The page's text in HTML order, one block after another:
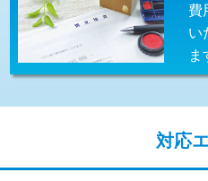
給水管工事※（バンド止め)
給水管工事※（支持金具設置)
業)
費
い
ま
対応